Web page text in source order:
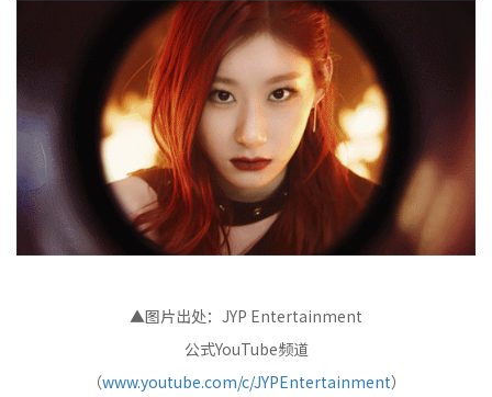
▲图片出处：JYP Entertainment
公式YouTube频道
（www.youtube.com/c/JYPEntertainment）